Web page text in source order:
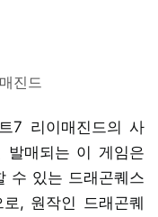
진드
7 리이매진드의 사
발매되는 이 게임은
수 있는 드래곤퀘스
, 원작인 드래곤퀘